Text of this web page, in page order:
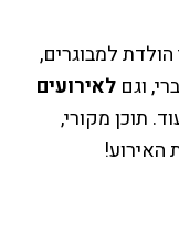
הולדת למבוגרים,
וגם לאירועים
תוכן מקורי,
האירוע!